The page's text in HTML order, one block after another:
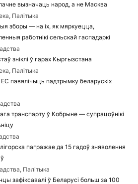
вызначаць народ, а не Масква
Палітыка
зборы — на іх, як мяркуецца,
работнікі сельскай гаспадаркі
зніклі ў гарах Кыргызстана
Палітыка
павялічыць падтрымку беларускіх
транспарту ў Кобрыне — супрацоўнікі
пагражае да 15 гадоў зняволення
Палітыка
зафіксавалі ў Беларусі больш за 100